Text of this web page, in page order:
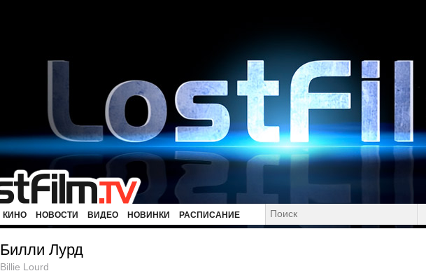
КИНО НОВОСТИ ВИДЕО НОВИНКИ РАСПИСАНИЕ
Билли Лурд
Billie Lourd